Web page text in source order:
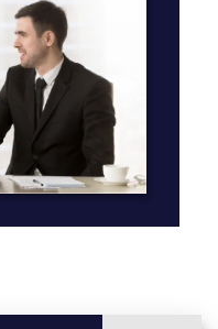
học tập của trường